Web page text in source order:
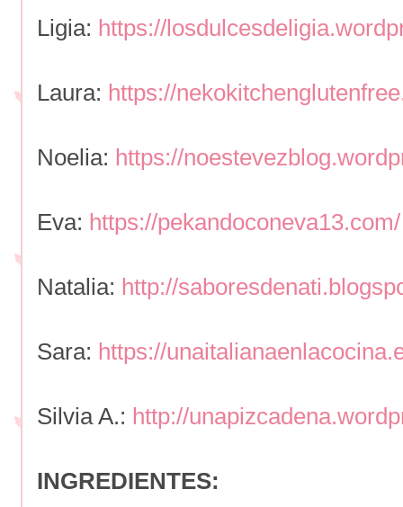
Ligia: https://
Laura: https://
Noelia: https://
Eva: https://pekandoconeva13.com/
Natalia: http://
Sara: https://
Silvia A.: http://
INGREDIENTES: